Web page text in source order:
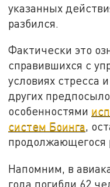
указанных
разбился.
Фактически это
справившихся с
условиях стресса
других
особенностями
систем Боинга,
продолжающегося
Напомним, в
года погибли 62